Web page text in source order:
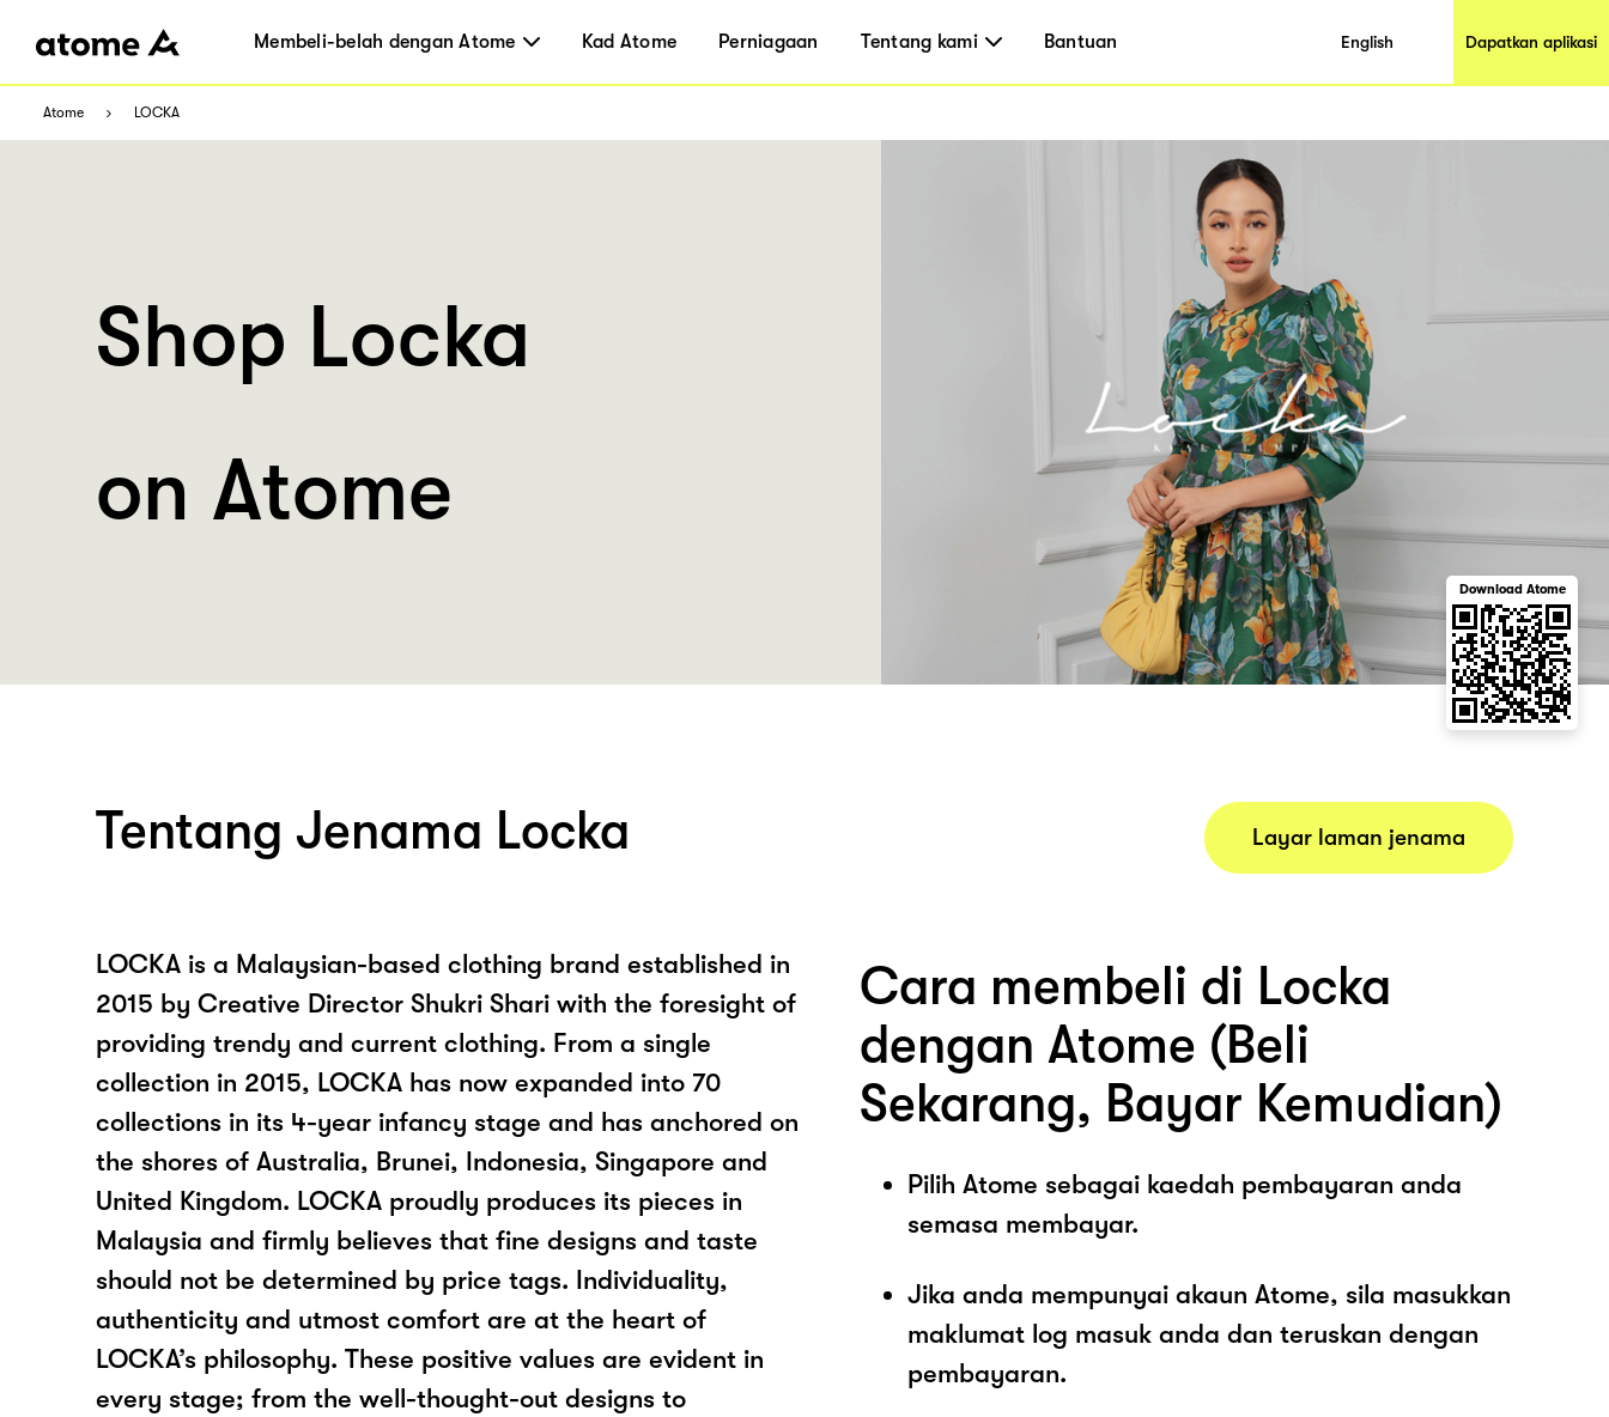
Membeli-belah dengan Atome Kad Atome Perniagaan Tentang kami Bantuan English Dapatkan aplikasi
Atome LOCKA
Shop Locka
on Atome
Download Atome
Tentang Jenama Locka
LOCKA is a Malaysian-based clothing brand established in
2015 by Creative Director Shukri Shari with the foresight of
providing trendy and current clothing. From a single
collection in 2015, LOCKA has now expanded into 70
collections in its 4-year infancy stage and has anchored on
the shores of Australia, Brunei, Indonesia, Singapore and
United Kingdom. LOCKA proudly produces its pieces in
Malaysia and firmly believes that fine designs and taste
should not be determined by price tags. Individuality,
authenticity and utmost comfort are at the heart of
LOCKA’s philosophy. These positive values are evident in
every stage; from the well-thought-out designs to
Layar laman jenama
Cara membeli di Locka
dengan Atome (Beli
Sekarang, Bayar Kemudian)
Pilih Atome sebagai kaedah pembayaran anda
semasa membayar.
Jika anda mempunyai akaun Atome, sila masukkan
maklumat log masuk anda dan teruskan dengan
pembayaran.